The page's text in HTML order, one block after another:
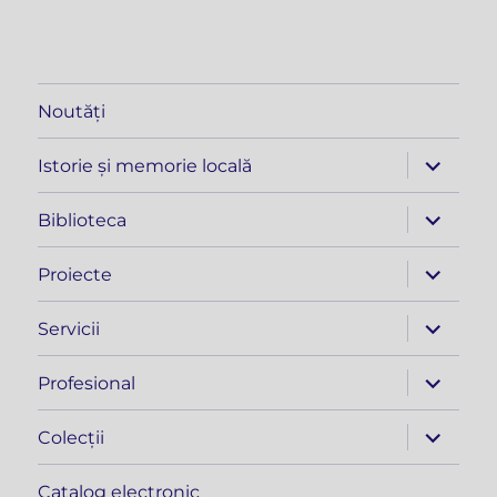
Noutăți
Istorie și memorie locală
extinde
meniul
copil
Biblioteca
extinde
meniul
copil
Proiecte
extinde
meniul
copil
Servicii
extinde
meniul
copil
Profesional
extinde
meniul
copil
Colecții
extinde
meniul
copil
Catalog electronic